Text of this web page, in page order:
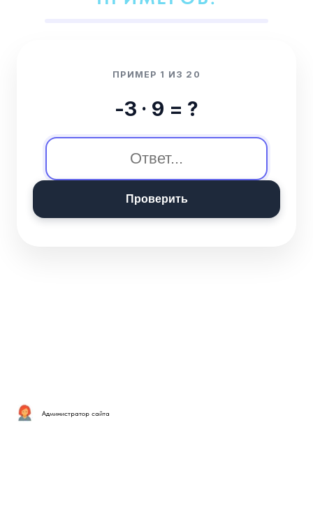
ПРИМЕР 1 ИЗ 20
-3 · 9 = ?
Проверить
Администратор сайта